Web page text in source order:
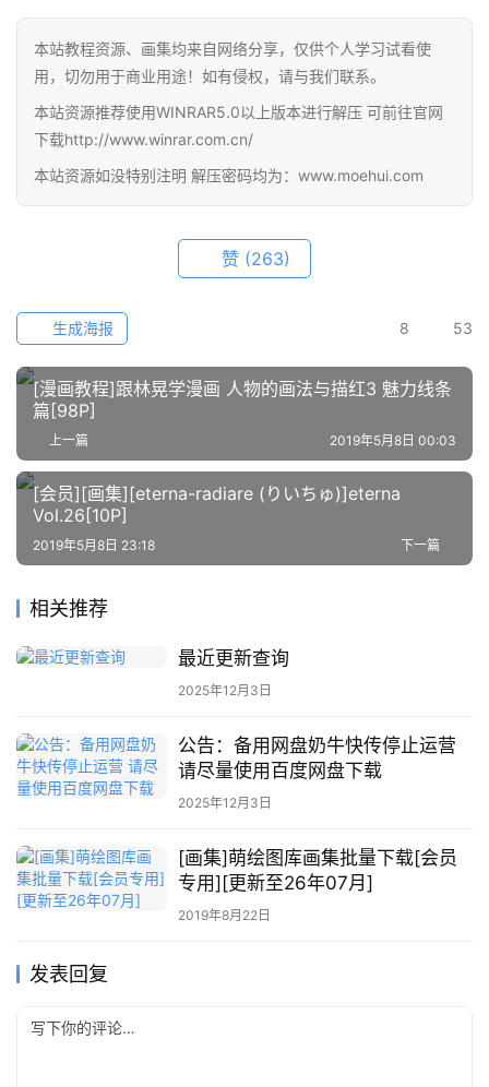
本站教程资源、画集均来自网络分享，仅供个人学习试看使
用，切勿用于商业用途！如有侵权，请与我们联系。
本站资源推荐使用WINRAR5.0以上版本进行解压 可前往官网
下载http://www.winrar.com.cn/
本站资源如没特别注明 解压密码均为：www.moehui.com
赞 (263)
8 53
生成海报
[漫画教程]跟林晃学漫画 人物的画法与描红3 魅力线条
篇[98P]
上一篇 2019年5月8日 00:03
[会员][画集][eterna-radiare (りいちゅ)]eterna
Vol.26[10P]
下一篇
2019年5月8日 23:18
相关推荐
最近更新查询
2025年12月3日
公告：备用网盘奶牛快传停止运营
请尽量使用百度网盘下载
2025年12月3日
[画集]萌绘图库画集批量下载[会员
专用][更新至26年07月]
2019年8月22日
发表回复